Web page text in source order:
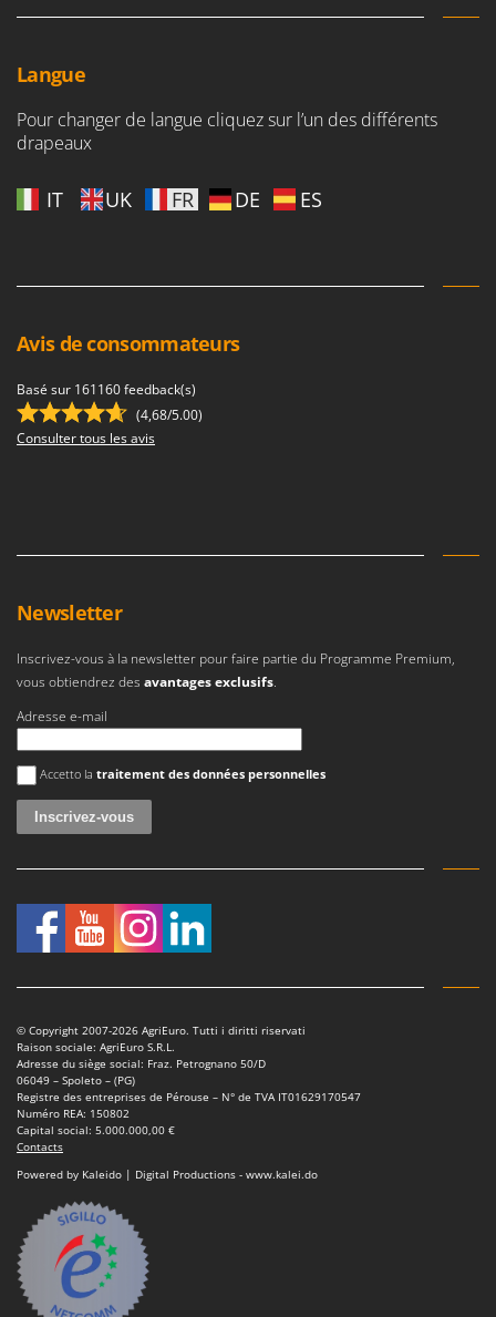
Langue
Pour changer de langue cliquez sur l’un des différents
drapeaux
IT UK FR DE ES
Avis de consommateurs
Basé sur 161160 feedback(s)
(4,68/5.00)
Consulter tous les avis
Newsletter
Inscrivez-vous à la newsletter pour faire partie du Programme Premium,
vous obtiendrez des avantages exclusifs.
Adresse e-mail
Une erreur est survenue
Accetto la traitement des données personnelles
© Copyright 2007-2026 AgriEuro. Tutti i diritti riservati
Raison sociale: AgriEuro S.R.L.
Adresse du siège social: Fraz. Petrognano 50/D
06049 – Spoleto – (PG)
Registre des entreprises de Pérouse – N° de TVA IT01629170547
Numéro REA: 150802
Capital social: 5.000.000,00 €
Contacts
Powered by Kaleido | Digital Productions - www.kalei.do